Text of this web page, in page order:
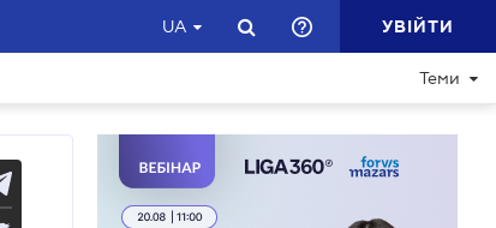
UA УВІЙТИ
Теми